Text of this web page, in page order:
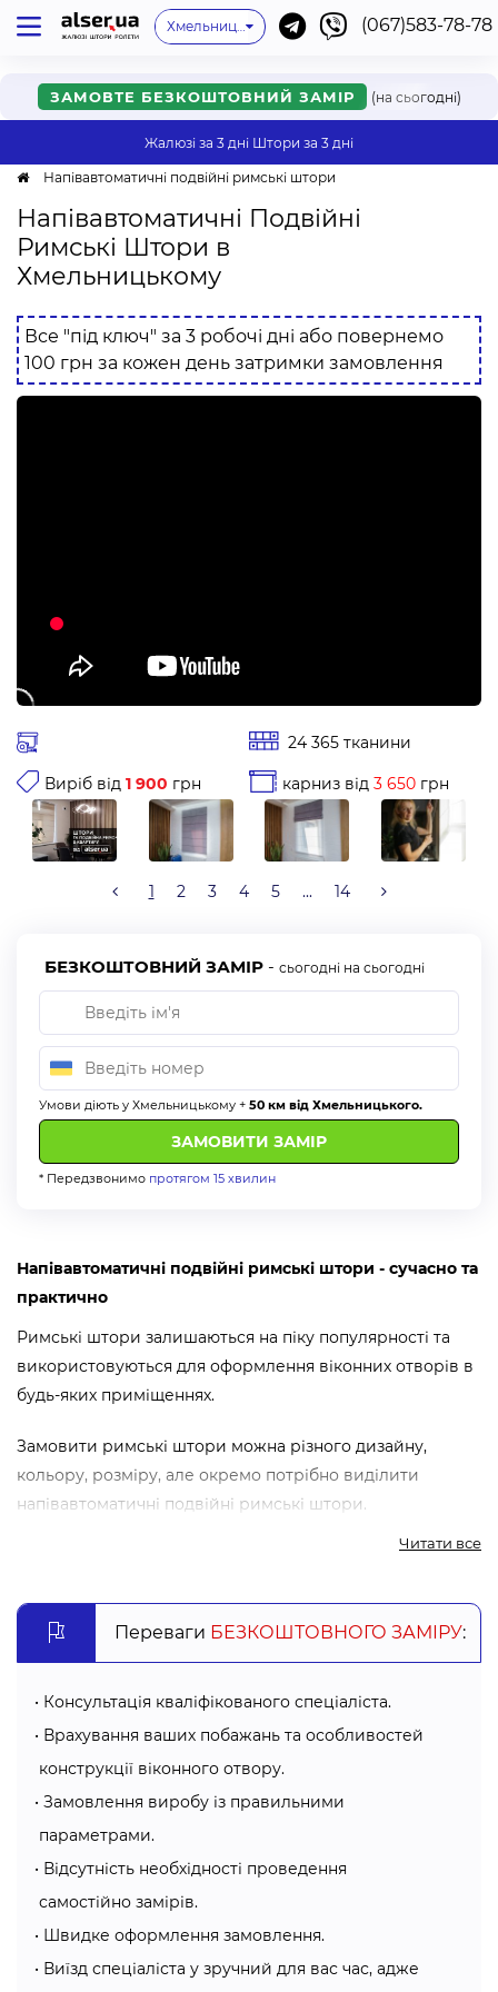
Немає мого міста
Київ
Одеса
Львів Івано-Франківськ
Хмельницький
(067)583-78-78
ЗАМОВТЕ БЕЗКОШТОВНИЙ ЗАМІР (на сьогодні)
Жалюзі за 3 дні Штори за 3 дні
Напівавтоматичні подвійні римські штори
Напівавтоматичні Подвійні
Римські Штори в
Хмельницькому
Все "під ключ" за 3 робочі дні або повернемо
100 грн за кожен день затримки замовлення
24 365 тканини
Виріб від 1 900 грн карниз від3 650 грн
1 2 3 4 5 ... 14
БЕЗКОШТОВНИЙ ЗАМІР - сьогодні на сьогодні
Умови діють у Хмельницькому + 50 км від Хмельницького.
* Передзвонимо протягом 15 хвилин
Напівавтоматичні подвійні римські штори - сучасно та
практично
Римські штори залишаються на піку популярності та
використовуються для оформлення віконних отворів в
будь-яких приміщеннях.
Замовити римські штори можна різного дизайну,
кольору, розміру, але окремо потрібно виділити
напівавтоматичні подвійні римські штори.
Вони сучасна інтерпретація своїх “класичних родичів”.
А наша команда спеціалістів компанії Алсер допоможе
вам у виборі та надасть консультацію стосовно видів
тканин, механізмів, варіантів дизайну, особливостей
напівавтоматичних подвійних римських штор.
від компанії “Алсер”: які переваги?
Прості в монтажу. Римські штори не потребують для
встановлення великих зусиль та часу.
Легкі та зручні в догляді.
Зручне використання. Штори автоматично
Читати все
Переваги БЕЗКОШТОВНОГО ЗАМІРУ:
Консультація кваліфікованого спеціаліста.
Врахування ваших побажань та особливостей
конструкції віконного отвору.
Замовлення виробу із правильними
параметрами.
Відсутність необхідності проведення
самостійно замірів.
Швидке оформлення замовлення.
Виїзд спеціаліста у зручний для вас час, адже